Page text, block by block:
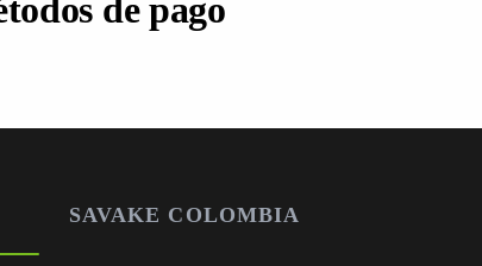
de pago
SAVAKE COLOMBIA